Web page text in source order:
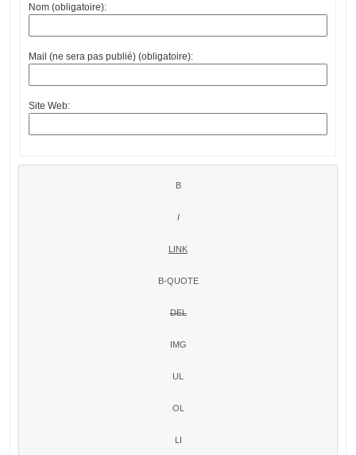
Nom (obligatoire):
Mail (ne sera pas publié) (obligatoire):
Site Web: